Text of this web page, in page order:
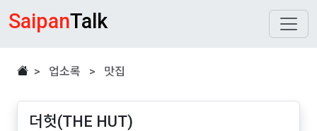
SaipanTalk
> 업소록 > 맛집
더헛(THE HUT)